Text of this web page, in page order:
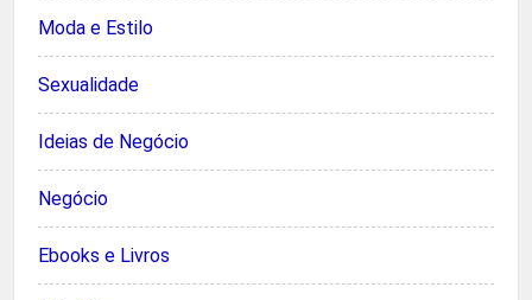
Moda e Estilo
Sexualidade
Ideias de Negócio
Negócio
Ebooks e Livros